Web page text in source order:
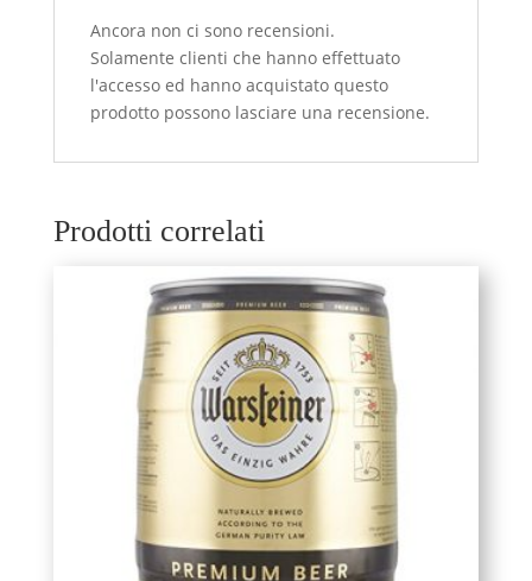
Ancora non ci sono recensioni.
Solamente clienti che hanno effettuato
l'accesso ed hanno acquistato questo
prodotto possono lasciare una recensione.
Prodotti correlati